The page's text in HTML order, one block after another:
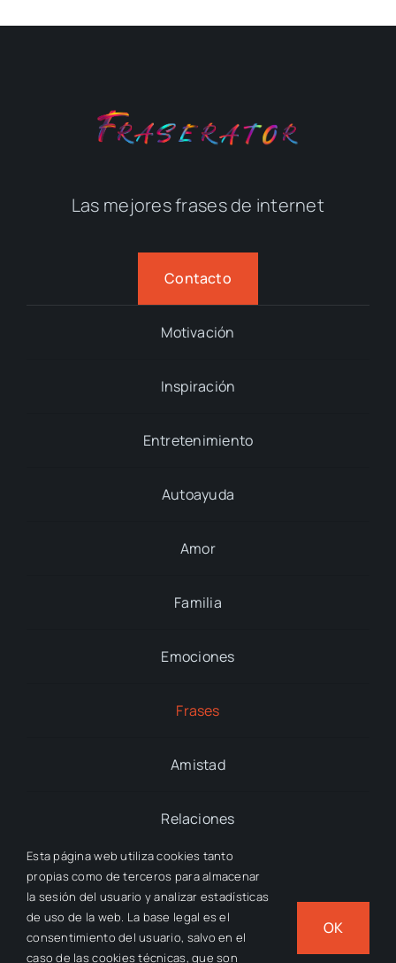
Las mejores frases de internet
Contacto
Motivación
Inspiración
Entretenimiento
Autoayuda
Amor
Familia
Emociones
Frases
Amistad
Relaciones
© 2012 - 2026 Fraserator
Esta página web utiliza cookies tanto
propias como de terceros para almacenar
la sesión del usuario y analizar estadísticas
de uso de la web. La base legal es el
consentimiento del usuario, salvo en el
caso de las cookies técnicas, que son
OK